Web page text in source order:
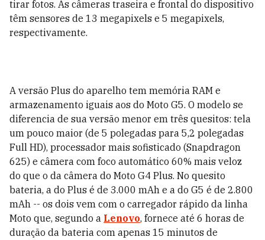
tirar fotos. As câmeras traseira e frontal do dispositivo
têm sensores de 13 megapixels e 5 megapixels,
respectivamente.
A versão Plus do aparelho tem memória RAM e
armazenamento iguais aos do Moto G5. O modelo se
diferencia de sua versão menor em três quesitos: tela
um pouco maior (de 5 polegadas para 5,2 polegadas
Full HD), processador mais sofisticado (Snapdragon
625) e câmera com foco automático 60% mais veloz
do que o da câmera do Moto G4 Plus. No quesito
bateria, a do Plus é de 3.000 mAh e a do G5 é de 2.800
mAh -- os dois vem com o carregador rápido da linha
Moto que, segundo a Lenovo, fornece até 6 horas de
duração da bateria com apenas 15 minutos de